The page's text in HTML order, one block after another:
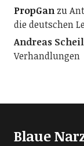
PropGanzu
die deutschen
Andreas Scheil
Verhandlungen
Blaue